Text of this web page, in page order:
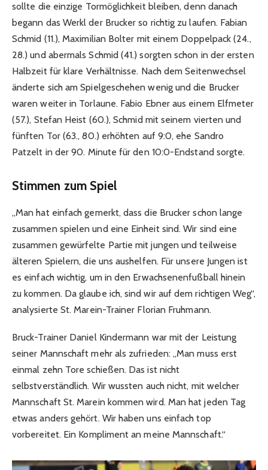
sollte die einzige Tormöglichkeit bleiben, denn danach
begann das Werkl der Brucker so richtig zu laufen. Fabian
Schmid (11.), Maximilian Bolter mit einem Doppelpack (24.,
28.) und abermals Schmid (41.) sorgten schon in der ersten
Halbzeit für klare Verhältnisse. Nach dem Seitenwechsel
änderte sich am Spielgeschehen wenig und die Brucker
waren weiter in Torlaune. Fabio Ebner aus einem Elfmeter
(57.), Stefan Heist (60.), Schmid mit seinem vierten und
fünften Tor (63., 80.) erhöhten auf 9:0, ehe Sandro
Patzelt in der 90. Minute für den 10:0-Endstand sorgte.
Stimmen zum Spiel
„Man hat einfach gemerkt, dass die Brucker schon lange
zusammen spielen und eine Einheit sind. Wir sind eine
zusammen gewürfelte Partie mit jungen und teilweise
älteren Spielern, die uns aushelfen. Für unsere Jungen ist
es einfach wichtig, um in den Erwachsenenfußball hinein
zu kommen. Da glaube ich, sind wir auf dem richtigen Weg“,
analysierte St. Marein-Trainer Florian Fruhmann.
Bruck-Trainer Daniel Kindermann war mit der Leistung
seiner Mannschaft mehr als zufrieden: „Man muss erst
einmal zehn Tore schießen. Das ist nicht
selbstverständlich. Wir wussten auch nicht, mit welcher
Mannschaft St. Marein kommen wird. Man hat jeden Tag
etwas anders gehört. Wir haben uns einfach top
vorbereitet. Ein Kompliment an meine Mannschaft.“